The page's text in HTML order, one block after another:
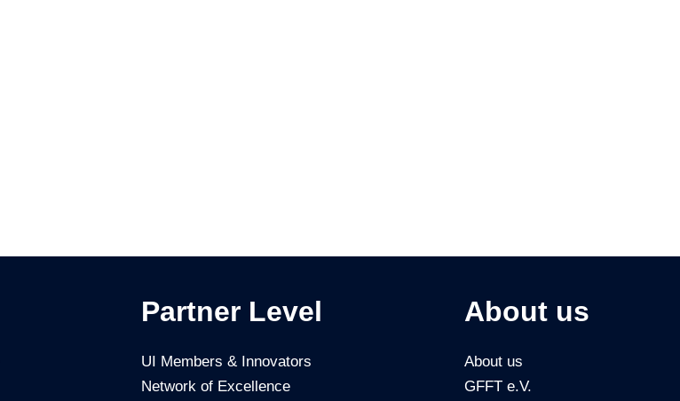
Partner Level
UI Members & Innovators
Network of Excellence
About us
About us
GFFT e.V.